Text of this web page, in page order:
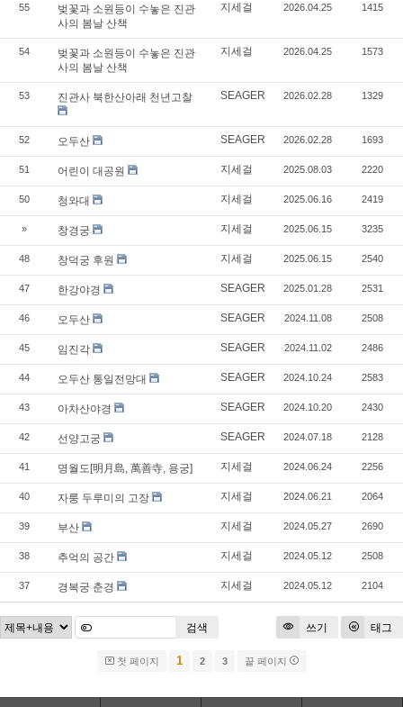
55
벚꽃과 소원등이 수놓은 진관
사의 봄날 산책
지세걸 2026.04.25 1415
54
벚꽃과 소원등이 수놓은 진관
사의 봄날 산책
지세걸 2026.04.25 1573
53 진관사 북한산아래 천년고찰 SEAGER 2026.02.28 1329
52 오두산 SEAGER 2026.02.28 1693
51 어린이 대공원 지세걸 2025.08.03 2220
50 청와대 지세걸 2025.06.16 2419
» 창경궁 지세걸 2025.06.15 3235
48 창덕궁 후원 지세걸 2025.06.15 2540
47 한강야경 SEAGER 2025.01.28 2531
46 오두산 SEAGER 2024.11.08 2508
45 임진각 SEAGER 2024.11.02 2486
44 오두산 통일전망대 SEAGER 2024.10.24 2583
43 아차산야경 SEAGER 2024.10.20 2430
42 선양고궁 SEAGER 2024.07.18 2128
41 명월도[明月島, 萬善寺, 용궁] 지세걸 2024.06.24 2256
40 자룽 두루미의 고장 지세걸 2024.06.21 2064
39 부산 지세걸 2024.05.27 2690
38 추억의 공간 지세걸 2024.05.12 2508
37 경복궁 춘경 지세걸 2024.05.12 2104
쓰기 태그
검색
첫 페이지 1 2 3 끝 페이지